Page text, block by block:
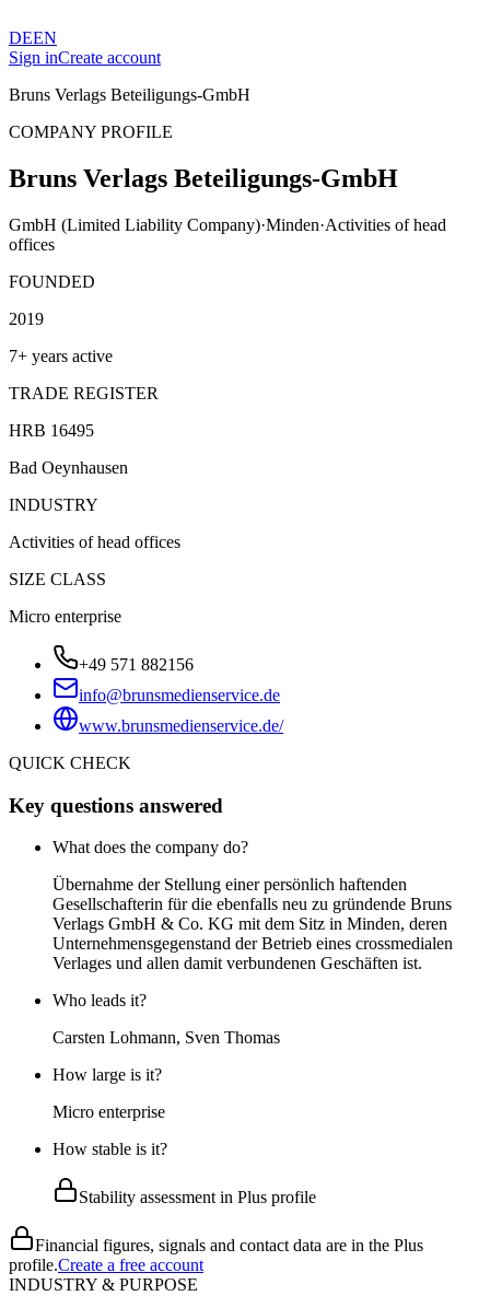
DEEN
Sign inCreate account
Bruns Verlags Beteiligungs-GmbH
COMPANY PROFILE
Bruns Verlags Beteiligungs-GmbH
GmbH (Limited Liability Company)·Minden·Activities of head
offices
FOUNDED
2019
7+ years active
TRADE REGISTER
HRB 16495
Bad Oeynhausen
INDUSTRY
Activities of head offices
SIZE CLASS
Micro enterprise
+49 571 882156
info@brunsmedienservice.de
www.brunsmedienservice.de/
QUICK CHECK
Key questions answered
What does the company do?
Übernahme der Stellung einer persönlich haftenden
Gesellschafterin für die ebenfalls neu zu gründende Bruns
Verlags GmbH & Co. KG mit dem Sitz in Minden, deren
Unternehmensgegenstand der Betrieb eines crossmedialen
Verlages und allen damit verbundenen Geschäften ist.
Who leads it?
Carsten Lohmann, Sven Thomas
How large is it?
Micro enterprise
How stable is it?
Stability assessment in Plus profile
Financial figures, signals and contact data are in the Plus
profile.Create a free account
INDUSTRY & PURPOSE